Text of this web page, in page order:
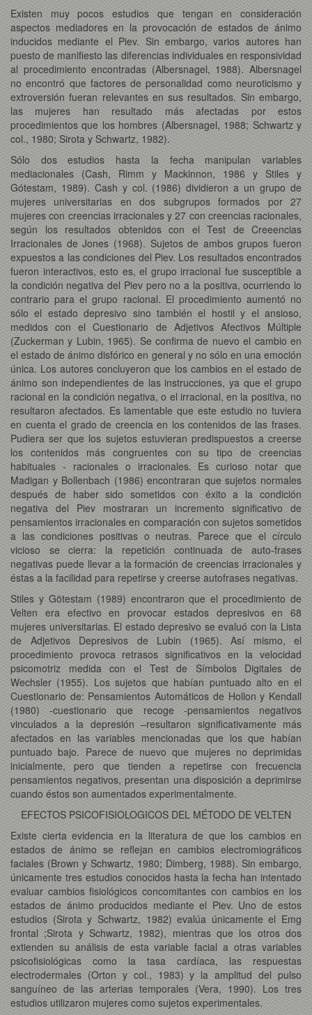
Existen muy pocos estudios que tengan en consideración
aspectos mediadores en la provocación de estados de ánimo
inducidos mediante el Piev. Sin embargo, varios autores han
puesto de manifiesto las diferencias individuales en responsividad
al procedimiento encontradas (Albersnagel, 1988). Albersnagel
no encontró que factores de personalidad como neuroticismo y
extroversión fueran relevantes en sus resultados. Sin embargo,
las mujeres han resultado más afectadas por estos
procedimientos que los hombres (Albersnagel, 1988; Schwartz y
col., 1980; Sirota y Schwartz, 1982).
Sólo dos estudios hasta la fecha manipulan variables
mediacionales (Cash, Rimm y Mackinnon, 1986 y Stiles y
Gótestam, 1989). Cash y col. (1986) dividieron a un grupo de
mujeres universitarias en dos subgrupos formados por 27
mujeres con creencias irracionales y 27 con creencias racionales,
según los resultados obtenidos con el Test de Creeencias
Irracionales de Jones (1968). Sujetos de ambos grupos fueron
expuestos a las condiciones del Piev. Los resultados encontrados
fueron interactivos, esto es, el grupo irracional fue susceptible a
la condición negativa del Piev pero no a la positiva, ocurriendo lo
contrario para el grupo racional. El procedimiento aumentó no
sólo el estado depresivo sino también el hostil y el ansioso,
medidos con el Cuestionario de Adjetivos Afectivos Múltiple
(Zuckerman y Lubin, 1965). Se confirma de nuevo el cambio en
el estado de ánimo disfórico en general y no sólo en una emoción
única. Los autores concluyeron que los cambios en el estado de
ánimo son independientes de las instrucciones, ya que el grupo
racional en la condición negativa, o el irracional, en la positiva, no
resultaron afectados. Es lamentable que este estudio no tuviera
en cuenta el grado de creencia en los contenidos de las frases.
Pudiera ser que los sujetos estuvieran predispuestos a creerse
los contenidos más congruentes con su tipo de creencias
habituales - racionales o irracionales. Es curioso notar que
Madigan y Bollenbach (1986) encontraran que sujetos normales
después de haber sido sometidos con éxito a la condición
negativa del Piev mostraran un incremento significativo de
pensamientos irracionales en comparación con sujetos sometidos
a las condiciones positivas o neutras. Parece que el círculo
vicioso se cierra: la repetición continuada de auto-frases
negativas puede llevar a la formación de creencias irracionales y
éstas a la facilidad para repetirse y creerse autofrases negativas.
Stiles y Götestam (1989) encontraron que el procedimiento de
Velten era efectivo en provocar estados depresivos en 68
mujeres universitarias. El estado depresivo se evaluó con la Lista
de Adjetivos Depresivos de Lubin (1965). Así mismo, el
procedimiento provoca retrasos significativos en la velocidad
psicomotriz medida con el Test de Símbolos Digitales de
Wechsler (1955). Los sujetos que habían puntuado alto en el
Cuestionario de: Pensamientos Automáticos de Hollon y Kendall
(1980) -cuestionario que recoge -pensamientos negativos
vinculados a la depresión –resultaron significativamente más
afectados en las variables mencionadas que los que habían
puntuado bajo. Parece de nuevo que mujeres no deprimidas
inicialmente, pero que tienden a repetirse con frecuencia
pensamientos negativos, presentan una disposición a deprimirse
cuando éstos son aumentados experimentalmente.
EFECTOS PSICOFISIOLOGICOS DEL MÉTODO DE VELTEN
Existe cierta evidencia en la literatura de que los cambios en
estados de ánimo se reflejan en cambios electromiográficos
faciales (Brown y Schwartz, 1980; Dimberg, 1988). Sin embargo,
únicamente tres estudios conocidos hasta la fecha han intentado
evaluar cambios fisiológicos concomitantes con cambios en los
estados de ánimo producidos mediante el Piev. Uno de estos
estudios (Sirota y Schwartz, 1982) evalúa únicamente el Emg
frontal ;Sirota y Schwartz, 1982), mientras que los otros dos
extienden su análisis de esta variable facial a otras variables
psicofisiológicas como la tasa cardíaca, las respuestas
electrodermales (Orton y col., 1983) y la amplitud del pulso
sanguíneo de las arterias temporales (Vera, 1990). Los tres
estudios utilizaron mujeres como sujetos experimentales.